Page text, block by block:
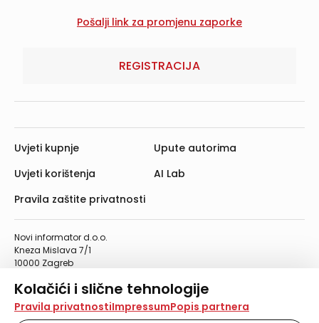
Kolačići i slične tehnologije
Na našoj web stranici koristimo kolačiće i slične
tehnologije za pohranu, čitanje i obradu informacija na
Pravila privatnostiImpressumPopis partnera
REGISTRACIJA
Novi informator d.o.o.
Kneza Mislava 7/1
10000 Zagreb
Telefaks: 01/4612-553
info@informator.hr
Uvjeti kupnje
Uvjeti korištenja
Pravila zaštite privatnosti
Upute autorima
AI Lab